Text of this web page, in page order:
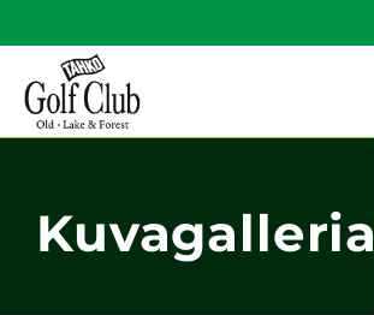
Kuvagalleria